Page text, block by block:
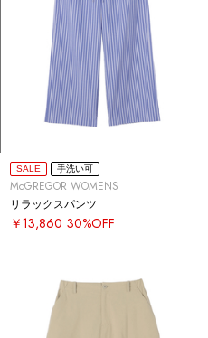
SALE 手洗い可
McGREGOR WOMENS
リラックスパンツ
￥13,860 30%OFF